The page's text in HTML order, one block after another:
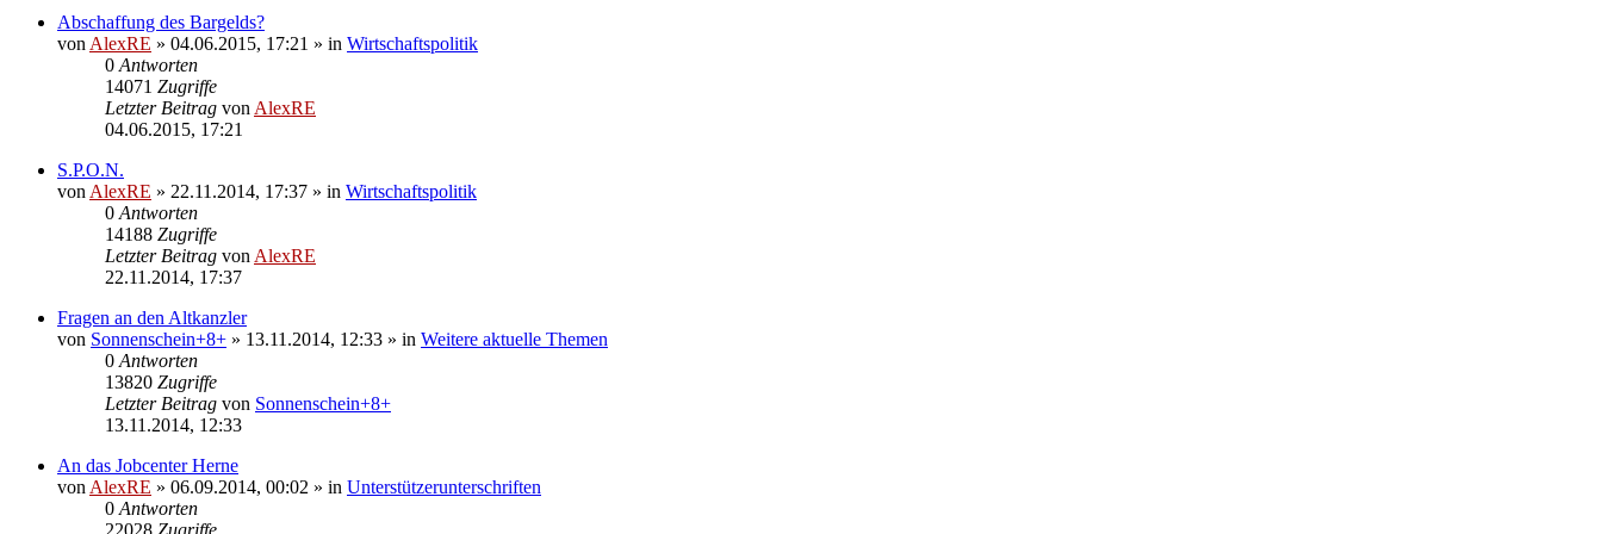
Abschaffung des Bargelds?
von AlexRE » 04.06.2015, 17:21 » in Wirtschaftspolitik
0 Antworten
14071 Zugriffe
Letzter Beitrag von AlexRE
04.06.2015, 17:21
S.P.O.N.
von AlexRE » 22.11.2014, 17:37 » in Wirtschaftspolitik
0 Antworten
14188 Zugriffe
Letzter Beitrag von AlexRE
22.11.2014, 17:37
Fragen an den Altkanzler
von Sonnenschein+8+ » 13.11.2014, 12:33 » in Weitere aktuelle Themen
0 Antworten
13820 Zugriffe
Letzter Beitrag von Sonnenschein+8+
13.11.2014, 12:33
An das Jobcenter Herne
von AlexRE » 06.09.2014, 00:02 » in Unterstützerunterschriften
0 Antworten
22028 Zugriffe